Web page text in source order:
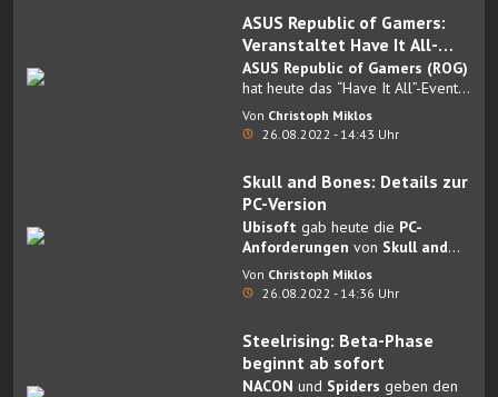
ASUS Republic of Gamers:
Veranstaltet Have It All-
Event auf der Gamescom
2022
ASUS Republic of Gamers (ROG)
hat heute das “Have It All”-Event
zur Gamescom 2022 im Dock2
in Kölnveranstaltet.
Von Christoph Miklos
26.08.2022 - 14:43 Uhr
Skull and Bones: Details zur
PC-Version
Ubisoft gab heute die PC-
Anforderungen von Skull and
Bones auf PCbekannt.
Von Christoph Miklos
26.08.2022 - 14:36 Uhr
Steelrising: Beta-Phase
beginnt ab sofort
NACON und Spiders geben den